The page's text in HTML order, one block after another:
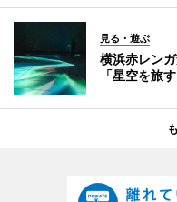
見る・遊ぶ
横浜赤レン
「星空を旅す